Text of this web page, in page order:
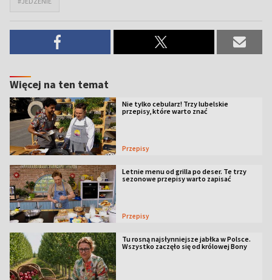
Więcej na ten temat
Nie tylko cebularz! Trzy lubelskie
przepisy, które warto znać
Przepisy
Letnie menu od grilla po deser. Te trzy
sezonowe przepisy warto zapisać
Przepisy
Tu rosną najsłynniejsze jabłka w Polsce.
Wszystko zaczęło się od królowej Bony